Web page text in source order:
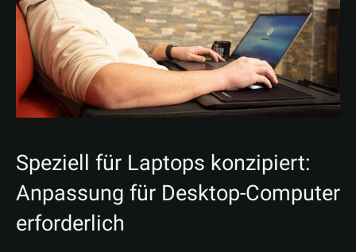
Speziell für Laptops konzipiert:
Anpassung für Desktop-Computer
erforderlich